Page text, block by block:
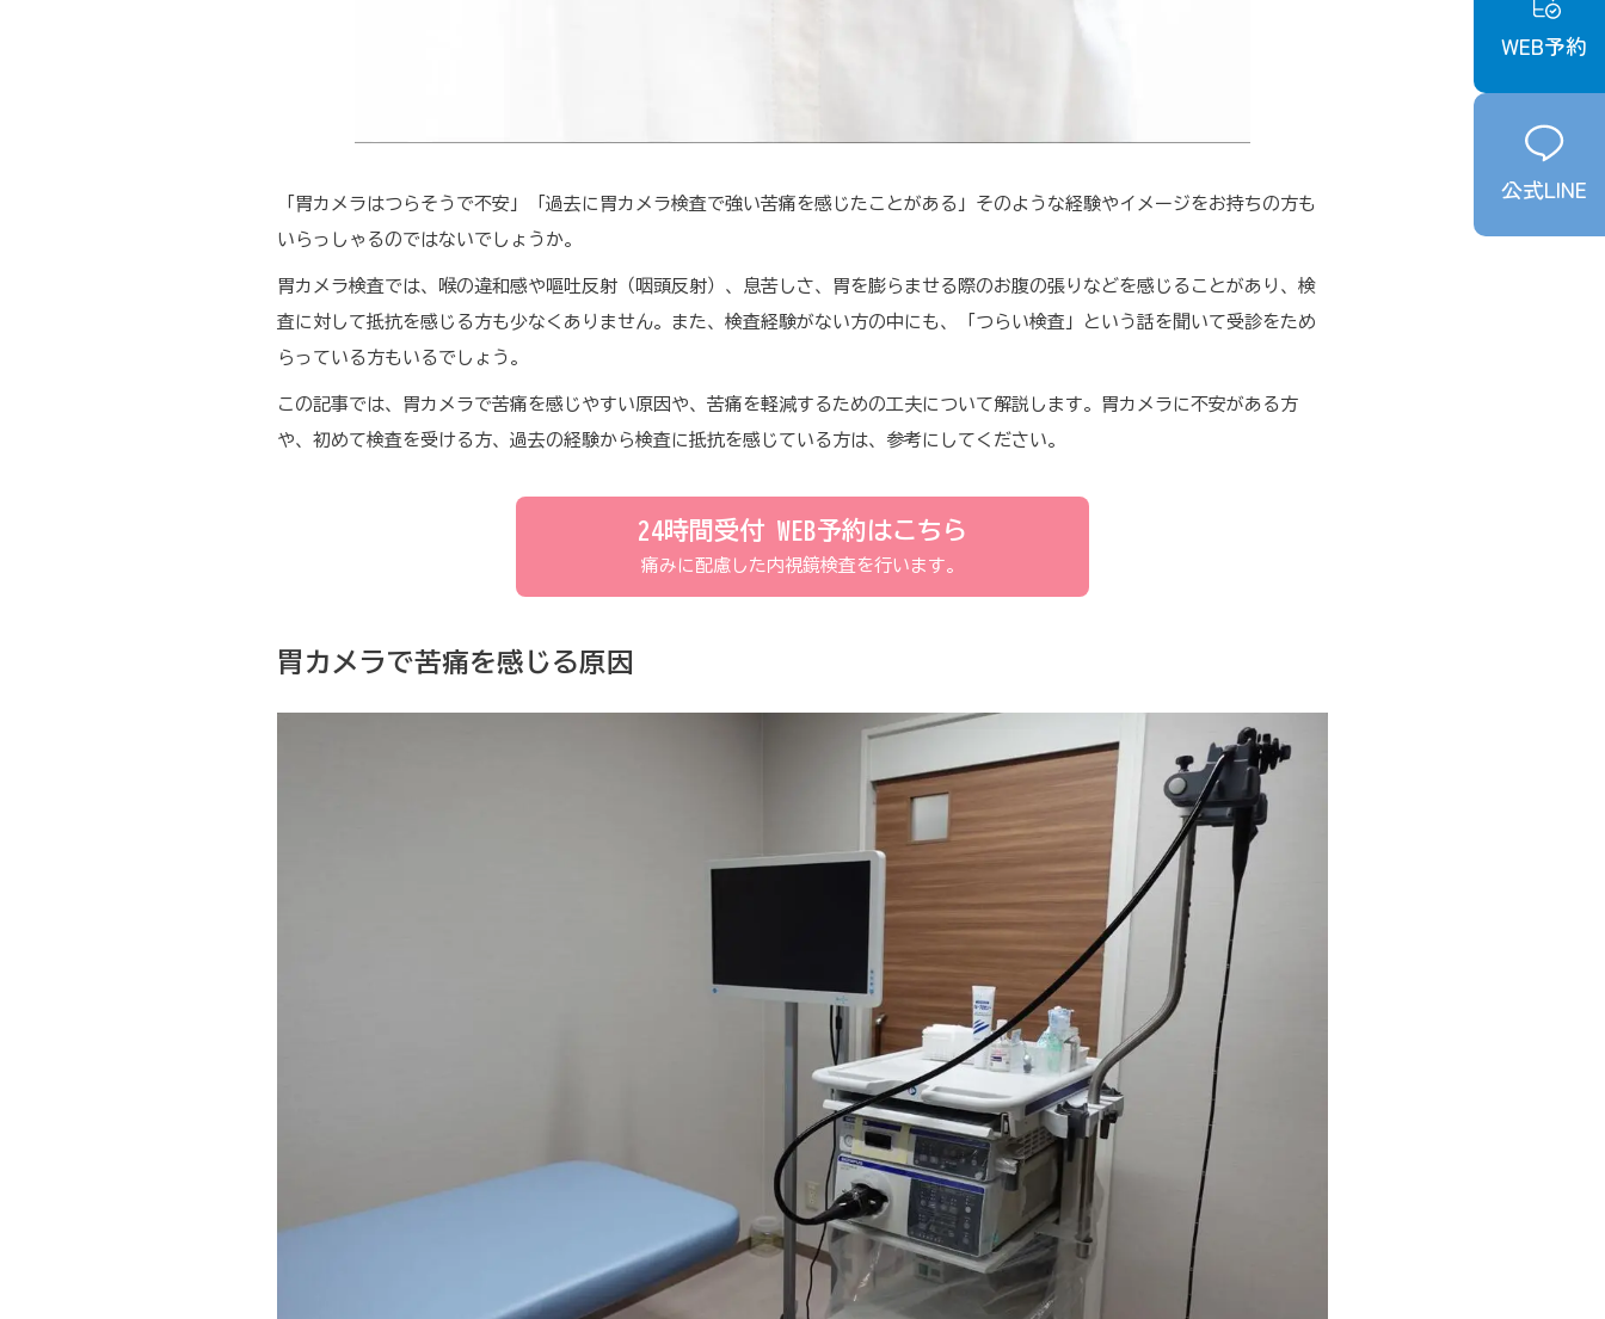
「胃カメラはつらそうで不安」「過去に胃カメラ検査で強い苦痛を感じたことがある」そのような経験やイメージをお持ちの方も
いらっしゃるのではないでしょうか。
胃カメラ検査では、喉の違和感や嘔吐反射（咽頭反射）、息苦しさ、胃を膨らませる際のお腹の張りなどを感じることがあり、検
査に対して抵抗を感じる方も少なくありません。また、検査経験がない方の中にも、「つらい検査」という話を聞いて受診をため
らっている方もいるでしょう。
この記事では、胃カメラで苦痛を感じやすい原因や、苦痛を軽減するための工夫について解説します。胃カメラに不安がある方
や、初めて検査を受ける方、過去の経験から検査に抵抗を感じている方は、参考にしてください。
24時間受付 WEB予約はこちら
痛みに配慮した内視鏡検査を行います。
胃カメラで苦痛を感じる原因
WEB予約
公式LINE